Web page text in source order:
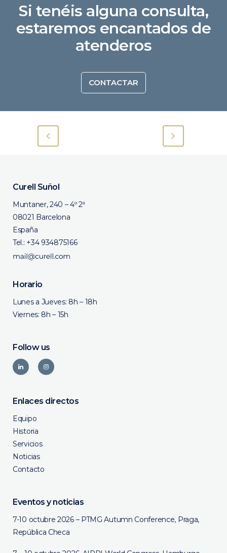
Si tenéis alguna consulta,
estaremos encantados de
atenderos
CONTACTAR
Curell Suñol
Muntaner, 240 – 4º 2ª
08021 Barcelona
España
Tel.: +34 934875166
Horario
Lunes a Jueves: 8h – 18h
Viernes: 8h – 15h
Follow us
Enlaces directos
Equipo
Historia
Servicios
Noticias
Contacto
Eventos y noticias
7-10 octubre 2026 – PTMG Autumn Conference, Praga,
República Checa